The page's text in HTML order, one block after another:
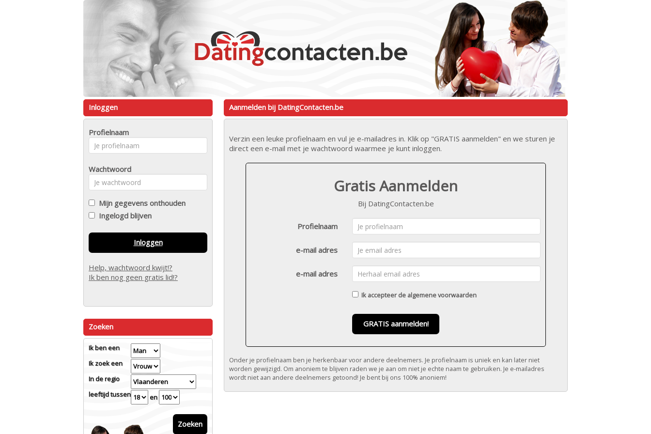
Aanmelden bij DatingContacten.be
Verzin een leuke profielnaam en vul je e-mailadres in. Klik op "GRATIS aanmelden" en we sturen je
direct een e-mail met je wachtwoord waarmee je kunt inloggen.
Gratis Aanmelden
Bij DatingContacten.be
Profielnaam
e-mail adres
e-mail adres
Ik accepteer de algemene voorwaarden
GRATIS aanmelden!
Onder je profielnaam ben je herkenbaar voor andere deelnemers. Je profielnaam is uniek en kan later niet
worden gewijzigd. Om anoniem te blijven raden we je aan om niet je echte naam te gebruiken. Je e-mailadres
wordt niet aan andere deelnemers getoond! Je bent bij ons 100% anoniem!
Inloggen
Profielnaam
Wachtwoord
Mijn gegevens onthouden
Ingelogd blijven
Inloggen
Help, wachtwoord kwijt!?
Ik ben nog geen gratis lid!?
Zoeken
Ik ben een
Ik zoek een
In de regio
leeftijd tussen
en
Zoeken